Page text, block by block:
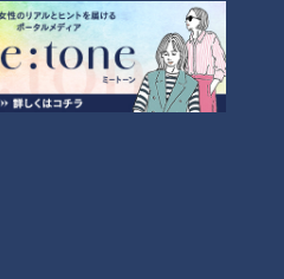
った。
搬送をされたが意識は戻らず、
を引き取ったという。まだ27歳